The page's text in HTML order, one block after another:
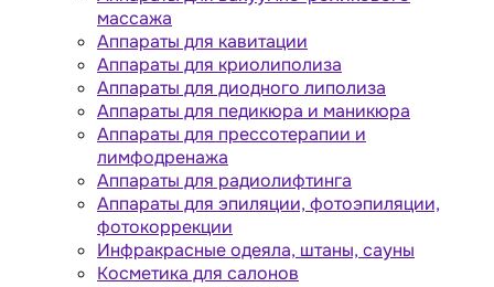
массажа
Аппараты для кавитации
Аппараты для криолиполиза
Аппараты для диодного липолиза
Аппараты для педикюра и маникюра
Аппараты для прессотерапии и
лимфодренажа
Аппараты для радиолифтинга
Аппараты для эпиляции, фотоэпиляции,
фотокоррекции
Инфракрасные одеяла, штаны, сауны
Косметика для салонов